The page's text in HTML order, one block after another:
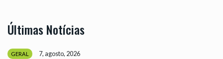
Últimas Notícias
GERAL 7, agosto, 2026